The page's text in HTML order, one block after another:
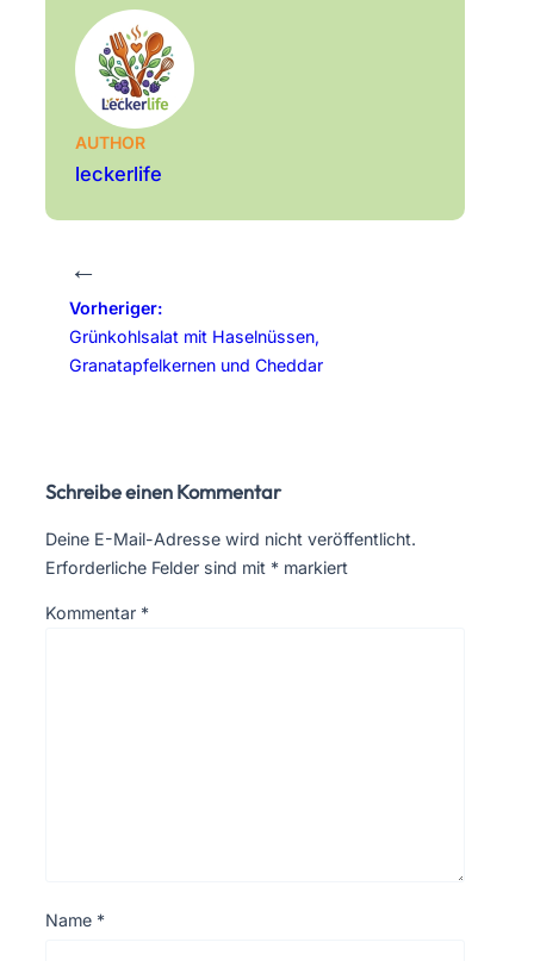
AUTHOR
leckerlife
←
Vorheriger:
Grünkohlsalat mit Haselnüssen,
Granatapfelkernen und Cheddar
Schreibe einen Kommentar
Deine E-Mail-Adresse wird nicht veröffentlicht.
Erforderliche Felder sind mit * markiert
Kommentar *
Name *